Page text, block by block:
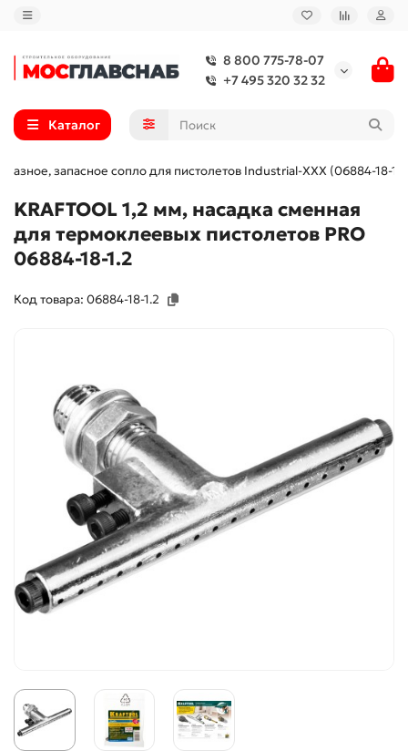
8 800 775-78-07
+7 495 320 32 32
Каталог
запасное сопло для пистолетов Industrial-ХХХ (06884-18-
KRAFTOOL 1,2 мм, насадка сменная
для термоклеевых пистолетов PRO
06884-18-1.2
Код товара: 06884-18-1.2